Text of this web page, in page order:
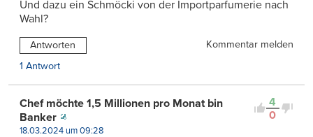
Und dazu ein Schmöcki von der Importparfumerie nach
Wahl?
Antworten
Kommentar melden
1 Antwort
4
0
Chef möchte 1,5 Millionen pro Monat bin
Banker
18.03.2024 um 09:28